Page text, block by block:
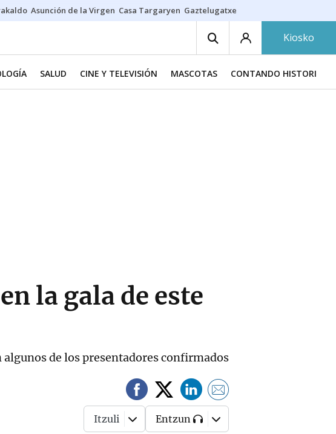
Asunción de la Virgen Casa Targaryen Gaztelugatxe
Kiosko
SALUD CINE Y TELEVISIÓN MASCOTAS CONTANDO HISTORIAS
la gala de este
algunos de los presentadores confirmados
Itzuli Entzun